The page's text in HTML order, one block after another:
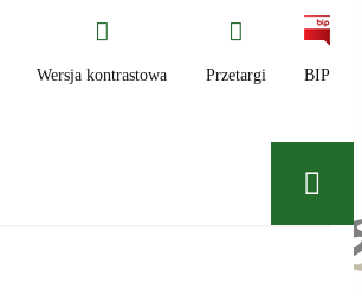
Wersja kontrastowa Przetargi BIP